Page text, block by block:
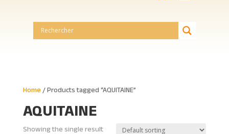
Home / Products tagged “AQUITAINE”
AQUITAINE
Showing the single result